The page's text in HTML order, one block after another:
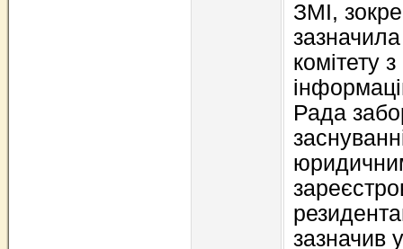
ЗМІ,
комітету
Рада
зазначив